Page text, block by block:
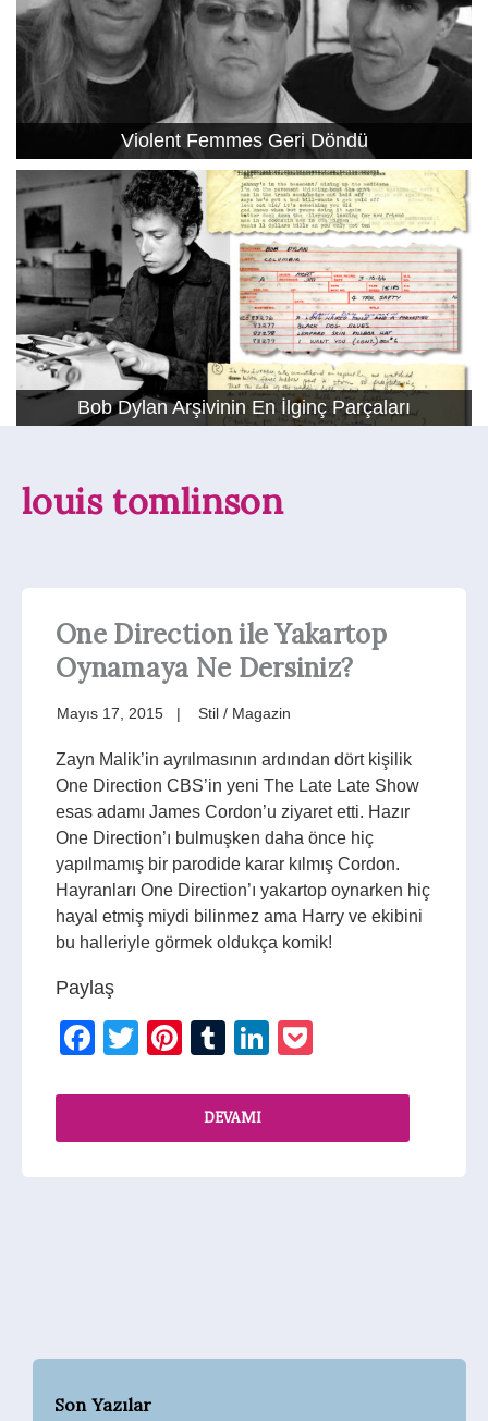
Violent Femmes Geri Döndü
Bob Dylan Arşivinin En İlginç Parçaları
louis tomlinson
One Direction ile Yakartop
Oynamaya Ne Dersiniz?
Mayıs 17, 2015 Stil / Magazin
Zayn Malik’in ayrılmasının ardından dört kişilik
One Direction CBS’in yeni The Late Late Show
esas adamı James Cordon’u ziyaret etti. Hazır
One Direction’ı bulmuşken daha önce hiç
yapılmamış bir parodide karar kılmış Cordon.
Hayranları One Direction’ı yakartop oynarken hiç
hayal etmiş miydi bilinmez ama Harry ve ekibini
bu halleriyle görmek oldukça komik!
Paylaş
Facebook
TwitterPinterest
TumblrLinkedIn
DEVAMI
Son Yazılar